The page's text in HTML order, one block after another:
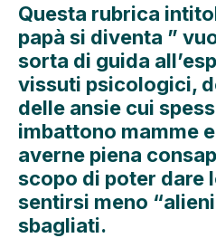
Questa rubrica
papà si diventa ”
sorta di guida
vissuti psicologici,
delle ansie cui
imbattono mamme
averne piena
scopo di poter dare
sentirsi meno
sbagliati.